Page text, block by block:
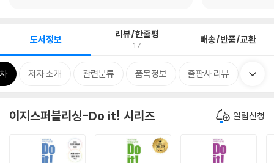
도서정보 리뷰/한줄평
17 배송/반품/교환
저자 소개 관련분류 품목정보 출판사 리뷰
이지스퍼블리싱-Do it! 시리즈 알림신청